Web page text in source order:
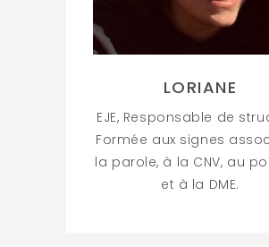
LORIANE
EJE, Responsable de
Formée aux signes
la parole, à la CNV, au
et à la DME.